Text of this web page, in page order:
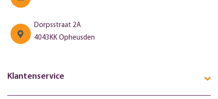
Dorpsstraat 2A
4043KK Opheusden
Klantenservice